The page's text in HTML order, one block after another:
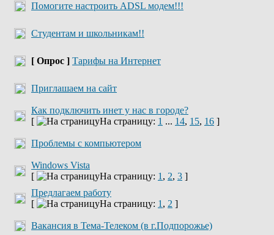
Помогите настроить ADSL модем!!!
Cтудентам и школьникам!!
[ Опрос ] Тарифы на Интернет
Приглашаем на сайт
Как подключить инет у нас в городе?
[
На страницу: 1 ... 14, 15, 16 ]
Проблемы с компьютером
Windows Vista
[
На страницу: 1 , 2, 3 ]
Предлагаем работу
[
На страницу: 1 , 2 ]
Вакансия в Тема-Телеком (в г.Подпорожье)